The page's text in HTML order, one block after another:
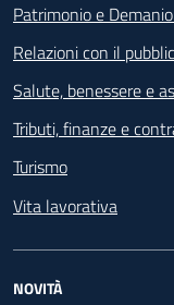
Patrimonio e
Relazioni con il
Salute, benessere e
Tributi, finanze e
Turismo
Vita lavorativa
NOVITÀ